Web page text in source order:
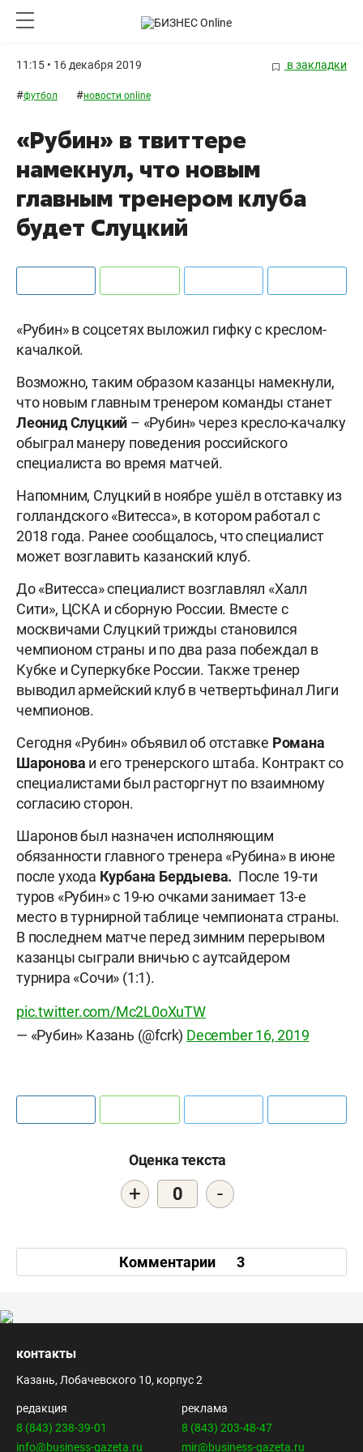
11:15 • 16 декабря 2019 в закладки
#футбол #новости online
«Рубин» в твиттере
намекнул, что новым
главным тренером клуба
будет Слуцкий
«Рубин» в соцсетях выложил гифку с креслом-
качалкой.
Возможно, таким образом казанцы намекнули,
что новым главным тренером команды станет
Леонид Слуцкий – «Рубин» через кресло-качалку
обыграл манеру поведения российского
специалиста во время матчей.
Напомним, Слуцкий в ноябре ушёл в отставку из
голландского «Витесса», в котором работал с
2018 года. Ранее сообщалось, что специалист
может возглавить казанский клуб.
До «Витесса» специалист возглавлял «Халл
Сити», ЦСКА и сборную России. Вместе с
москвичами Слуцкий трижды становился
чемпионом страны и по два раза побеждал в
Кубке и Суперкубке России. Также тренер
выводил армейский клуб в четвертьфинал Лиги
чемпионов.
Сегодня «Рубин» объявил об отставке Романа
Шаронова и его тренерского штаба. Контракт со
специалистами был расторгнут по взаимному
согласию сторон.
Шаронов был назначен исполняющим
обязанности главного тренера «Рубина» в июне
после ухода Курбана Бердыева. После 19-ти
туров «Рубин» с 19-ю очками занимает 13-е
место в турнирной таблице чемпионата страны.
В последнем матче перед зимним перерывом
казанцы сыграли вничью с аутсайдером
турнира «Сочи» (1:1).
pic.twitter.com/Mc2L0oXuTW
— «Рубин» Казань (@fcrk) December 16, 2019
Оценка текста
+ 0 -
Комментарии 3
контакты
Казань, Лобачевского 10, корпус 2
редакция
8 (843) 238-39-01
info@business-gazeta.ru
реклама
8 (843) 203-48-47
mir@business-gazeta.ru